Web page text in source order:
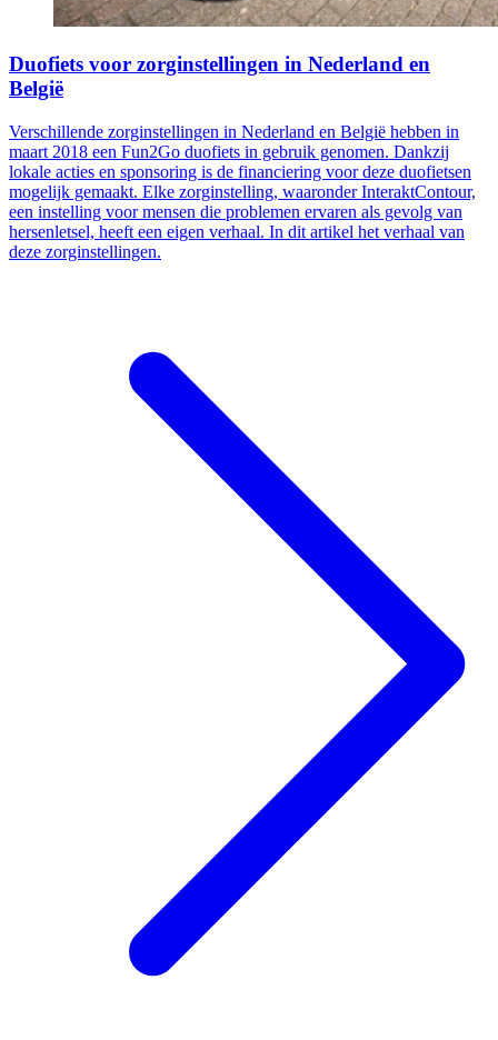
Duofiets voor zorginstellingen in Nederland en
België
Verschillende zorginstellingen in Nederland en België hebben in
maart 2018 een Fun2Go duofiets in gebruik genomen. Dankzij
lokale acties en sponsoring is de financiering voor deze duofietsen
mogelijk gemaakt. Elke zorginstelling, waaronder InteraktContour,
een instelling voor mensen die problemen ervaren als gevolg van
hersenletsel, heeft een eigen verhaal. In dit artikel het verhaal van
deze zorginstellingen.